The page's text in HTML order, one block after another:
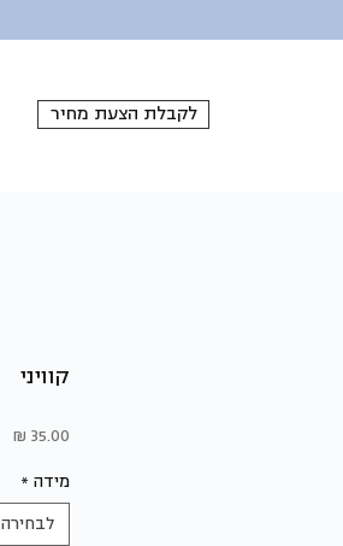
לקבלת הצעת מחיר
קוויני
מידה *
לבחירה